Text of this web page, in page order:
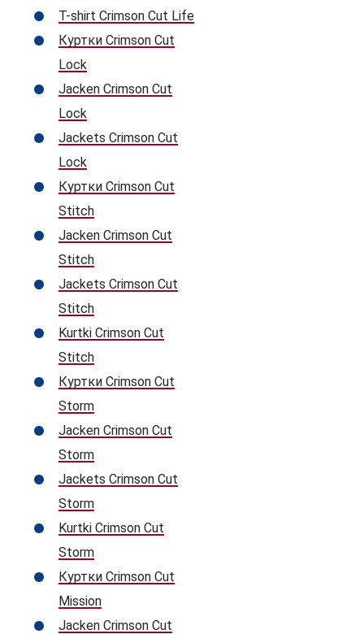
T-shirt Crimson Cut Life
Куртки Crimson Cut
Lock
Jacken Crimson Cut
Lock
Jackets Crimson Cut
Lock
Куртки Crimson Cut
Stitch
Jacken Crimson Cut
Stitch
Jackets Crimson Cut
Stitch
Kurtki Crimson Cut
Stitch
Куртки Crimson Cut
Storm
Jacken Crimson Cut
Storm
Jackets Crimson Cut
Storm
Kurtki Crimson Cut
Storm
Куртки Crimson Cut
Mission
Jacken Crimson Cut